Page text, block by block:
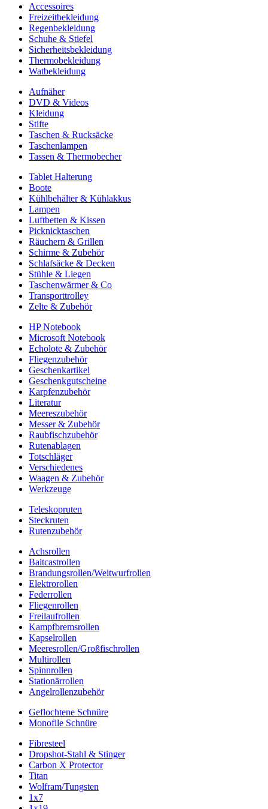
Accessoires
Freizeitbekleidung
Regenbekleidung
Schuhe & Stiefel
Sicherheitsbekleidung
Thermobekleidung
Watbekleidung
Aufnäher
DVD & Videos
Kleidung
Stifte
Taschen & Rucksäcke
Taschenlampen
Tassen & Thermobecher
Tablet Halterung
Boote
Kühlbehälter & Kühlakkus
Lampen
Luftbetten & Kissen
Picknicktaschen
Räuchern & Grillen
Schirme & Zubehör
Schlafsäcke & Decken
Stühle & Liegen
Taschenwärmer & Co
Transporttrolley
Zelte & Zubehör
HP Notebook
Microsoft Notebook
Echolote & Zubehör
Fliegenzubehör
Geschenkartikel
Geschenkgutscheine
Karpfenzubehör
Literatur
Meereszubehör
Messer & Zubehör
Raubfischzubehör
Rutenablagen
Totschläger
Verschiedenes
Waagen & Zubehör
Werkzeuge
Teleskopruten
Steckruten
Rutenzubehör
Achsrollen
Baitcastrollen
Brandungsrollen/Weitwurfrollen
Elektrorollen
Federrollen
Fliegenrollen
Freilaufrollen
Kampfbremsrollen
Kapselrollen
Meeresrollen/Großfischrollen
Multirollen
Spinnrollen
Stationärrollen
Angelrollenzubehör
Geflochtene Schnüre
Monofile Schnüre
Fibresteel
Dropshot-Stahl & Stinger
Carbon X Protector
Titan
Wolfram/Tungsten
1x7